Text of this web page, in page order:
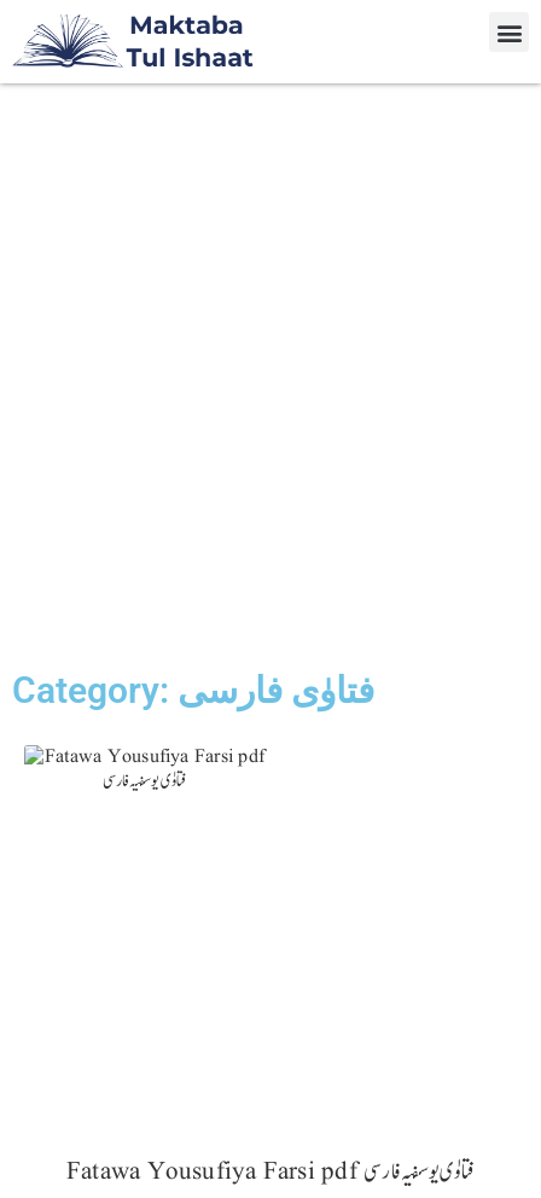
Category: فتاوٰی فارسی
Fatawa Yousufiya Farsi pdf فتاوٰی یوسفیہ فارسی